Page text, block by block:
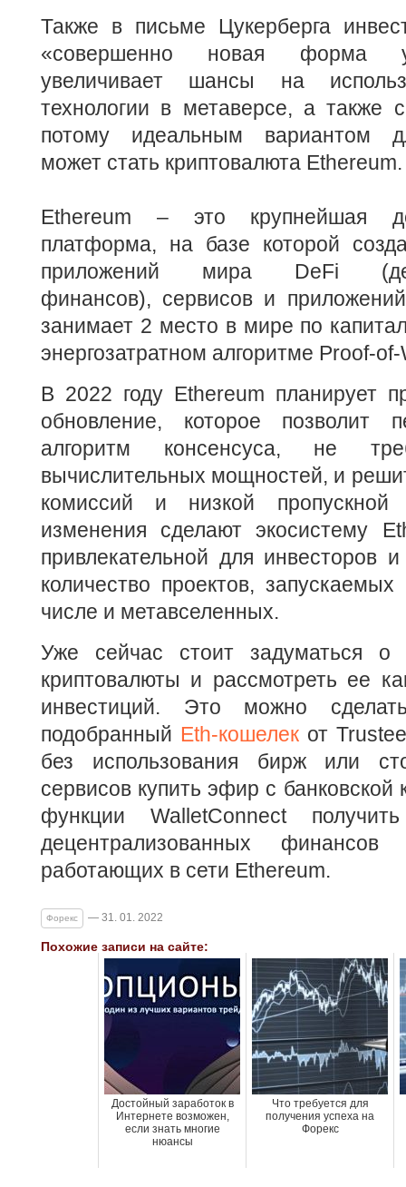
Также в письме Цукерберга
«совершенно новая форма
увеличивает шансы на
технологии в метаверсе, а также
потому идеальным вариантом
может стать криптовалюта Ethereum.
Ethereum – это крупнейшая
платформа, на базе которой
приложений мира DeFi
финансов), сервисов и
занимает 2 место в мире по
энергозатратном алгоритме Proof-
В 2022 году Ethereum планирует
обновление, которое позволит
алгоритм консенсуса, не
вычислительных мощностей, и
комиссий и низкой пропускной
изменения сделают экосистему
привлекательной для инвесторов
количество проектов,
числе и метавселенных.
Уже сейчас стоит задуматься о
криптовалюты и рассмотреть ее
инвестиций. Это можно
подобранный Eth-кошелекот
без использования бирж или
сервисов купить эфир с
функции WalletConnect
децентрализованных
работающих в сети Ethereum.
Форекс — 31. 01. 2022
Похожие записи на сайте:
Достойный заработок в
Интернете возможен,
если знать многие
нюансы
Что требуется для
получения успеха на
Форекс